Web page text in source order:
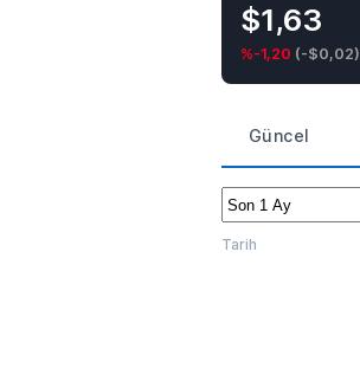
$1,63
%-1,20 (-$0,02)
Güncel
Tarih